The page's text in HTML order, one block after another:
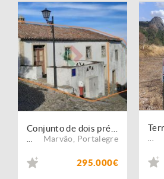
Marvão Portalegre
295.000€